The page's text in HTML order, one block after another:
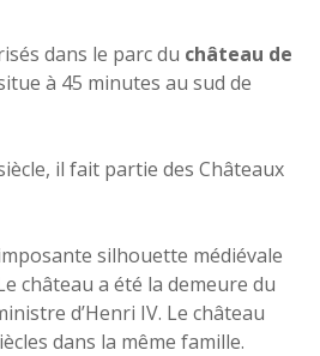
dans le parc du château de
à 45 minutes au sud de
il fait partie des Châteaux
silhouette médiévale
château a été la demeure du
d’Henri IV. Le château
dans la même famille.